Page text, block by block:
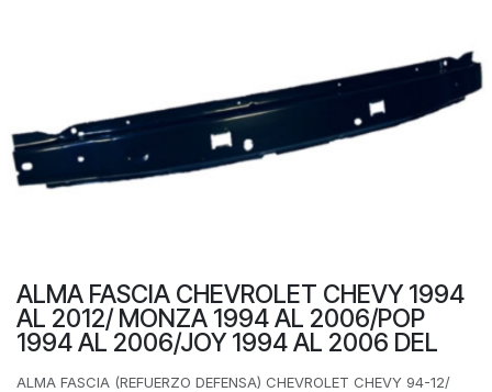
ALMA FASCIA CHEVROLET CHEVY 1994
AL 2012/ MONZA 1994 AL 2006/POP
1994 AL 2006/JOY 1994 AL 2006 DEL
ALMA FASCIA (REFUERZO DEFENSA) CHEVROLET CHEVY 94-12/